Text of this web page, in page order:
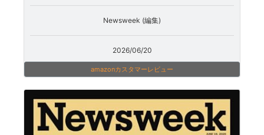
Newsweek (編集)
2026/06/20
amazonカスタマーレビュー